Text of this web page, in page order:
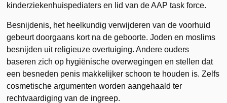
kinderziekenhuispediaters en lid van de AAP task force.
Besnijdenis, het heelkundig verwijderen van de voorhuid
gebeurt doorgaans kort na de geboorte. Joden en moslims
besnijden uit religieuze overtuiging. Andere ouders
baseren zich op hygiënische overwegingen en stellen dat
een besneden penis makkelijker schoon te houden is. Zelfs
cosmetische argumenten worden aangehaald ter
rechtvaardiging van de ingreep.